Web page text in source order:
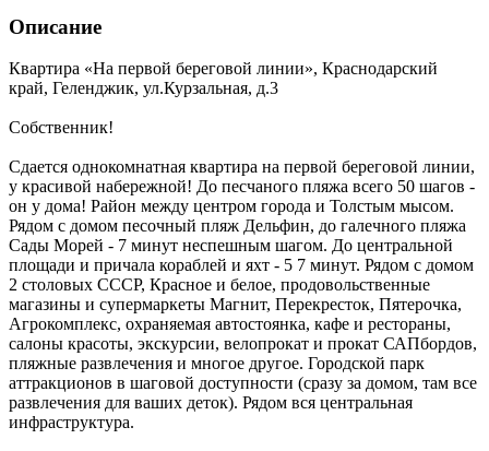
Описание
Квартира «На первой береговой линии», Краснодарский
край, Геленджик, ул.Курзальная, д.3
Собственник!
Сдается однокомнатная квартира на первой береговой линии,
у красивой набережной! До песчаного пляжа всего 50 шагов -
он у дома! Район между центром города и Толстым мысом.
Рядом с домом песочный пляж Дельфин, до галечного пляжа
Сады Морей - 7 минут неспешным шагом. До центральной
площади и причала кораблей и яхт - 5 7 минут. Рядом с домом
2 столовых СССР, Красное и белое, продовольственные
магазины и супермаркеты Магнит, Перекресток, Пятерочка,
Агрокомплекс, охраняемая автостоянка, кафе и рестораны,
салоны красоты, экскурсии, велопрокат и прокат САПбордов,
пляжные развлечения и многое другое. Городской парк
аттракционов в шаговой доступности (сразу за домом, там все
развлечения для ваших деток). Рядом вся центральная
инфраструктура.